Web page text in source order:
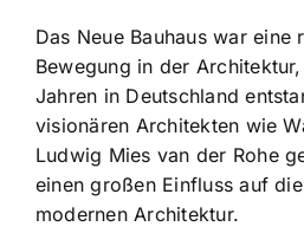
Das Neue Bauhaus war eine
Bewegung in der
Jahren in Deutschland
visionären Architekten wie
Ludwig Mies van der Rohe
einen großen Einfluss auf
modernen Architektur.